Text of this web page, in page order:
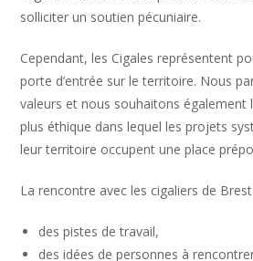
solliciter un soutien pécuniaire.
Cependant, les Cigales représentent
porte d’entrée sur le territoire. Nous
valeurs et nous souhaitons également
plus éthique dans lequel les projets
leur territoire occupent une place
La rencontre avec les cigaliers de
des pistes de travail,
des idées de personnes à